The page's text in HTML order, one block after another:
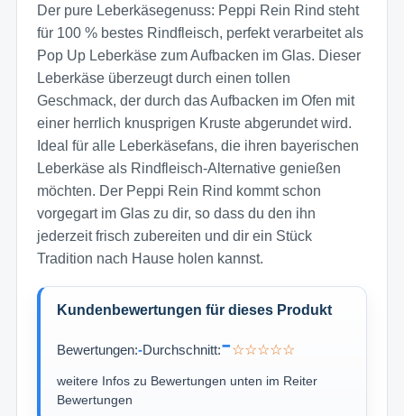
Der pure Leberkäsegenuss: Peppi Rein Rind steht
für 100 % bestes Rindfleisch, perfekt verarbeitet als
Pop Up Leberkäse zum Aufbacken im Glas. Dieser
Leberkäse überzeugt durch einen tollen
Geschmack, der durch das Aufbacken im Ofen mit
einer herrlich knusprigen Kruste abgerundet wird.
Ideal für alle Leberkäsefans, die ihren bayerischen
Leberkäse als Rindfleisch-Alternative genießen
möchten. Der Peppi Rein Rind kommt schon
vorgegart im Glas zu dir, so dass du den ihn
jederzeit frisch zubereiten und dir ein Stück
Tradition nach Hause holen kannst.
Kundenbewertungen für dieses Produkt
Bewertungen:-Durchschnitt:-☆☆☆☆☆
weitere Infos zu Bewertungen unten im Reiter
Bewertungen